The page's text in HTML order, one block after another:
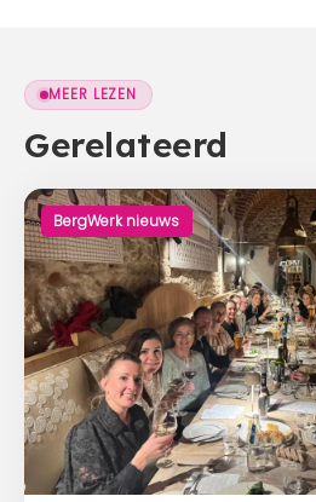
MEER LEZEN
Gerelateerd
BergWerk nieuws